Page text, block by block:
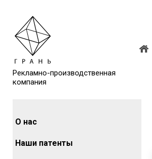
Рекламно-производственная
компания
О нас
Наши патенты